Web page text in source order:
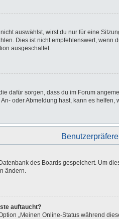
auswählst, wirst du nur für eine
Dies ist nicht empfehlenswert,
ausgeschaltet.
dafür sorgen, dass du im Forum
oder Abmeldung hast, kann es helfen,
des Boards gespeichert. Um
ändern.
auftaucht?
„Meinen Online-Status während